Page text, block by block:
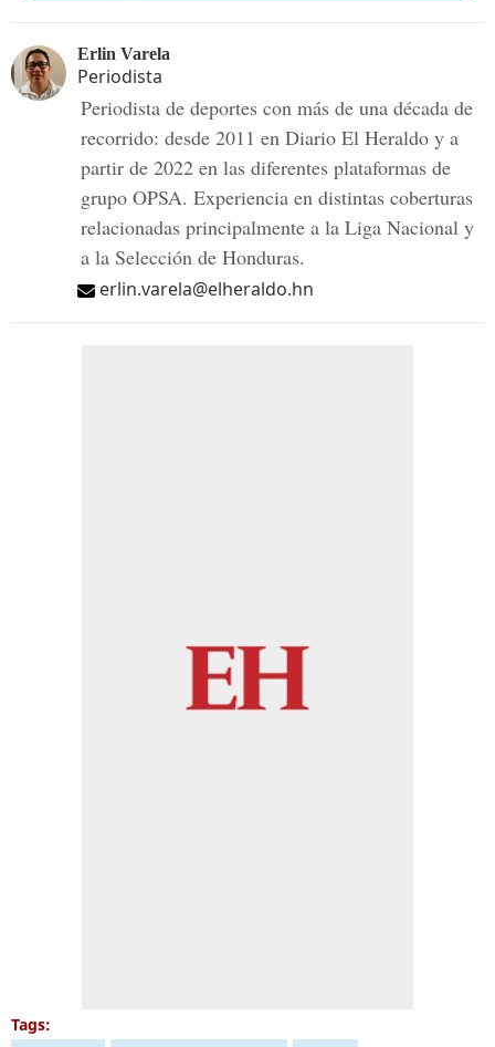
Erlin Varela
Periodista
Periodista de deportes con más de una década de
recorrido: desde 2011 en Diario El Heraldo y a
partir de 2022 en las diferentes plataformas de
grupo OPSA. Experiencia en distintas coberturas
relacionadas principalmente a la Liga Nacional y
a la Selección de Honduras.
erlin.varela@elheraldo.hn
Tags: